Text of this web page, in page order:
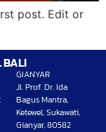
post. Edit or
BALI
GIANYAR
Jl. Prof. Dr. Ida
Bagus Mantra,
Ketewel, Sukawati,
Gianyar, 80582